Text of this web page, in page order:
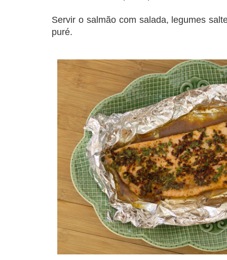
Servir o salmão com salada, legumes
puré.